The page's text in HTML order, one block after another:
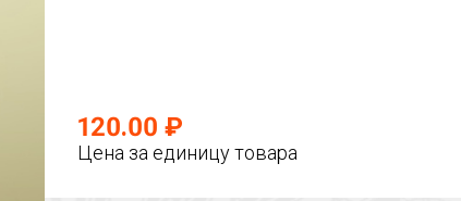
120.00 ₽
Цена за единицу товара